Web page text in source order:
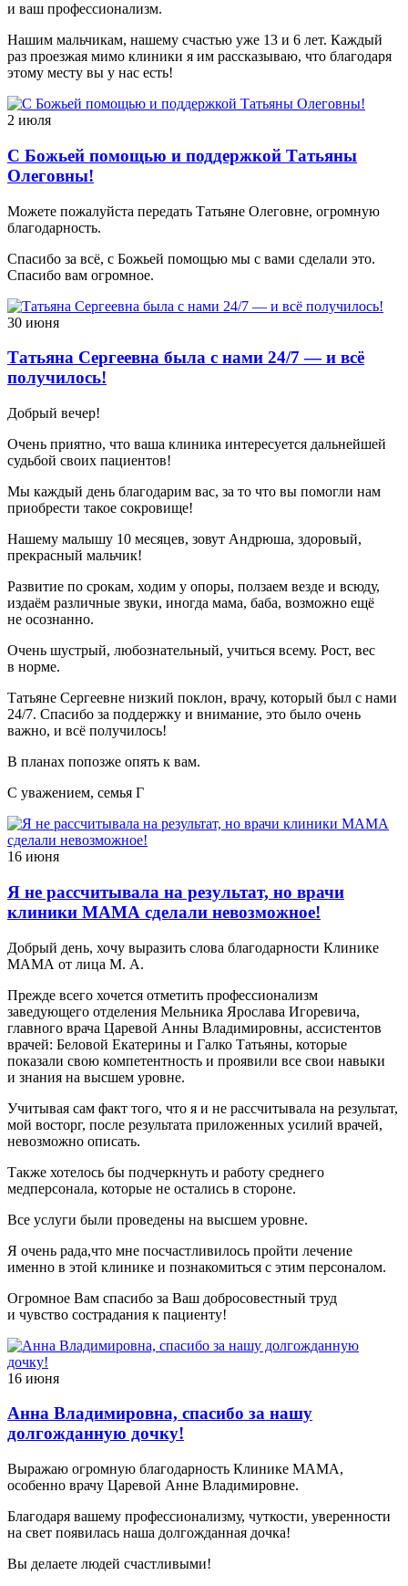
и ваш профессионализм.
Нашим мальчикам, нашему счастью уже 13 и 6 лет. Каждый
раз проезжая мимо клиники я им рассказываю, что благодаря
этому месту вы у нас есть!
2 июля
С Божьей помощью и поддержкой Татьяны
Олеговны!
Можете пожалуйста передать Татьяне Олеговне, огромную
благодарность.
Спасибо за всё, с Божьей помощью мы с вами сделали это.
Спасибо вам огромное.
30 июня
Татьяна Сергеевна была с нами 24/7 — и всё
получилось!
Добрый вечер!
Очень приятно, что ваша клиника интересуется дальнейшей
судьбой своих пациентов!
Мы каждый день благодарим вас, за то что вы помогли нам
приобрести такое сокровище!
Нашему малышу 10 месяцев, зовут Андрюша, здоровый,
прекрасный мальчик!
Развитие по срокам, ходим у опоры, ползаем везде и всюду,
издаём различные звуки, иногда мама, баба, возможно ещё
не осознанно.
Очень шустрый, любознательный, учиться всему. Рост, вес
в норме.
Татьяне Сергеевне низкий поклон, врачу, который был с нами
24/7. Спасибо за поддержку и внимание, это было очень
важно, и всё получилось!
В планах попозже опять к вам.
С уважением, семья Г
16 июня
Я не рассчитывала на результат, но врачи
клиники МАМА сделали невозможное!
Добрый день, хочу выразить слова благодарности Клинике
МАМА от лица М. А.
Прежде всего хочется отметить профессионализм
заведующего отделения Мельника Ярослава Игоревича,
главного врача Царевой Анны Владимировны, ассистентов
врачей: Беловой Екатерины и Галко Татьяны, которые
показали свою компетентность и проявили все свои навыки
и знания на высшем уровне.
Учитывая сам факт того, что я и не рассчитывала на результат,
мой восторг, после результата приложенных усилий врачей,
невозможно описать.
Также хотелось бы подчеркнуть и работу среднего
медперсонала, которые не остались в стороне.
Все услуги были проведены на высшем уровне.
Я очень рада,что мне посчастливилось пройти лечение
именно в этой клинике и познакомиться с этим персоналом.
Огромное Вам спасибо за Ваш добросовестный труд
и чувство сострадания к пациенту!
16 июня
Анна Владимировна, спасибо за нашу
долгожданную дочку!
Выражаю огромную благодарность Клинике МАМА,
особенно врачу Царевой Анне Владимировне.
Благодаря вашему профессионализму, чуткости, уверенности
на свет появилась наша долгожданная дочка!
Вы делаете людей счастливыми!